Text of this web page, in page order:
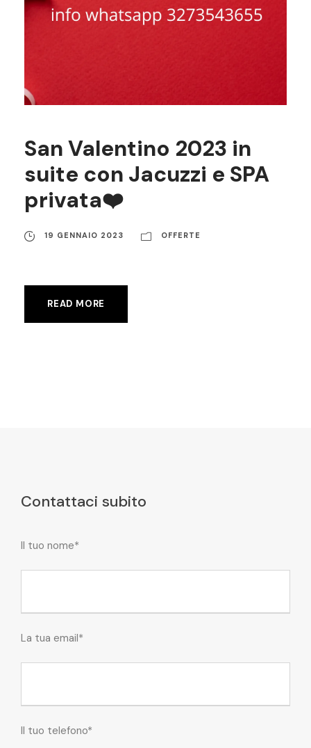
San Valentino 2023 in
suite con Jacuzzi e SPA
privata❤️
19 GENNAIO 2023 OFFERTE
READ MORE
Contattaci subito
Il tuo nome*
La tua email*
Il tuo telefono*